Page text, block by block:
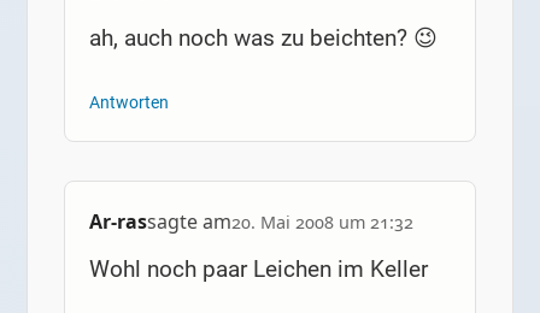
ah, auch noch was zu beichten? 😉
Antworten
Ar-rassagte am20. Mai 2008 um 21:32
Wohl noch paar Leichen im Keller